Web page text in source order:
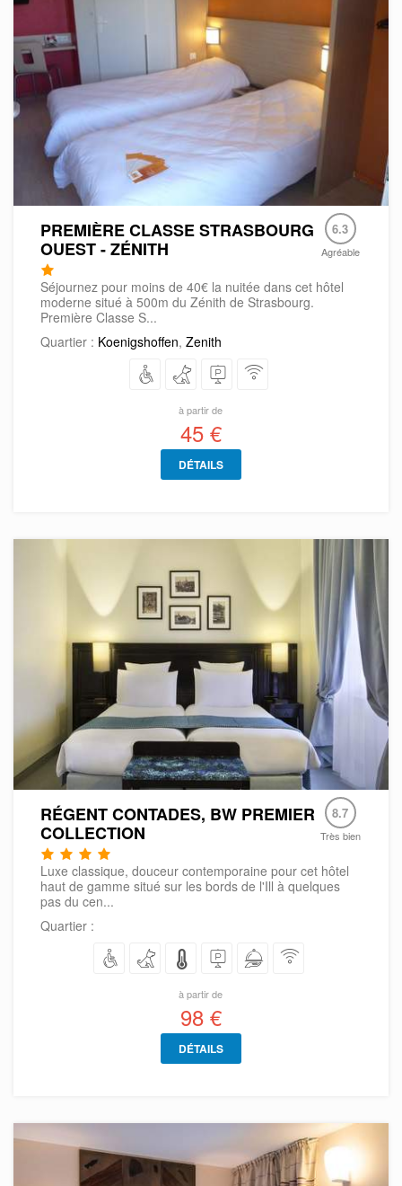
PREMIÈRE CLASSE STRASBOURG
OUEST - ZÉNITH
6.3
Agréable
Séjournez pour moins de 40€ la nuitée dans cet hôtel
moderne situé à 500m du Zénith de Strasbourg.
Première Classe S...
Quartier : Koenigshoffen, Zenith
à partir de
45 €
DÉTAILS
RÉGENT CONTADES, BW PREMIER
COLLECTION
8.7
Très bien
Luxe classique, douceur contemporaine pour cet hôtel
haut de gamme situé sur les bords de l'Ill à quelques
pas du cen...
Quartier :
à partir de
98 €
DÉTAILS